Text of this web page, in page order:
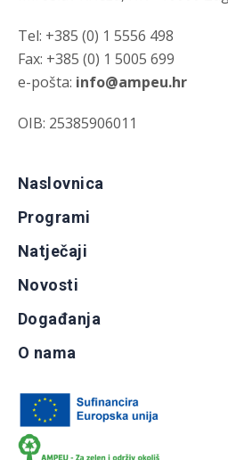
Tel: +385 (0) 1 5556 498
Fax: +385 (0) 1 5005 699
e-pošta: info@ampeu.hr
OIB: 25385906011
Naslovnica
Programi
Natječaji
Novosti
Događanja
O nama